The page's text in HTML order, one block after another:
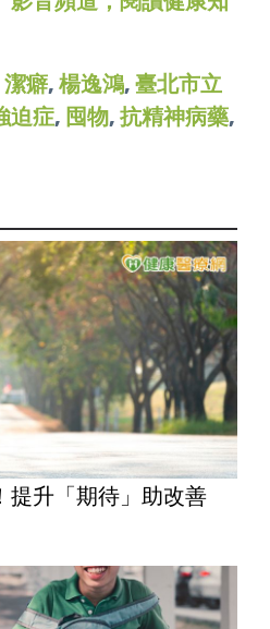
潔癖, 楊逸鴻, 臺北市立
迫症, 囤物, 抗精神病藥,
提升「期待」助改善